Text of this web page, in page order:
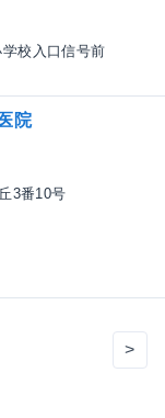
校入口信号前
院
3番10号
>